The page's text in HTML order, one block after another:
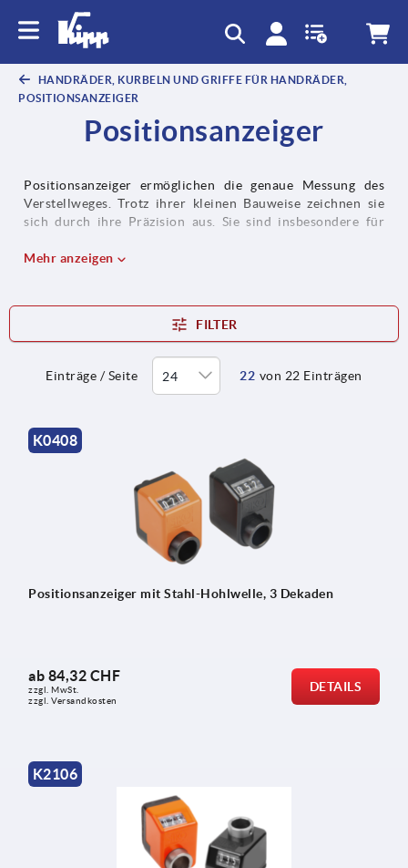
HANDRÄDER, KURBELN UND GRIFFE FÜR HANDRÄDER,
POSITIONSANZEIGER
Positionsanzeiger
Positionsanzeiger ermöglichen die genaue Messung des
Verstellweges. Trotz ihrer kleinen Bauweise zeichnen sie
sich durch ihre Präzision aus. Sie sind insbesondere für
geeignet. Positionsanzeiger sind sowohl mechanisch als
Mehr anzeigen
FILTER
Einträge / Seite 22 von 22 Einträgen
K0408
Positionsanzeiger mit Stahl-Hohlwelle, 3 Dekaden
ab 84,32 CHF
zzgl. MwSt.
zzgl. Versandkosten
DETAILS
K2106